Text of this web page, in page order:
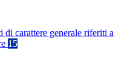
di carattere generale riferiti a
15